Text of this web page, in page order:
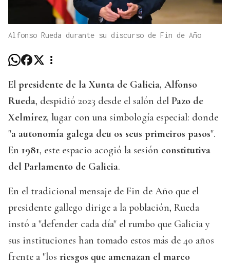
Alfonso Rueda durante su discurso de Fin de Año
El presidente de la Xunta de Galicia, Alfonso
Rueda, despidió 2023 desde el salón del Pazo de
Xelmírez, lugar con una simbología especial: donde
"a autonomía galega deu os seus primeiros pasos".
En 1981, este espacio acogió la sesión constitutiva
del Parlamento de Galicia.
En el tradicional mensaje de Fin de Año que el
presidente gallego dirige a la población, Rueda
instó a "defender cada día" el rumbo que Galicia y
sus instituciones han tomado estos más de 40 años
frente a "los riesgos que amenazan el marco